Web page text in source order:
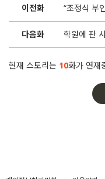
이전화 “조정식 부
다음화 학원에 판
현재 스토리는 10화가 연재